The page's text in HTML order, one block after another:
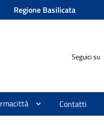
Regione Basilicata
Seguici su
Contatti